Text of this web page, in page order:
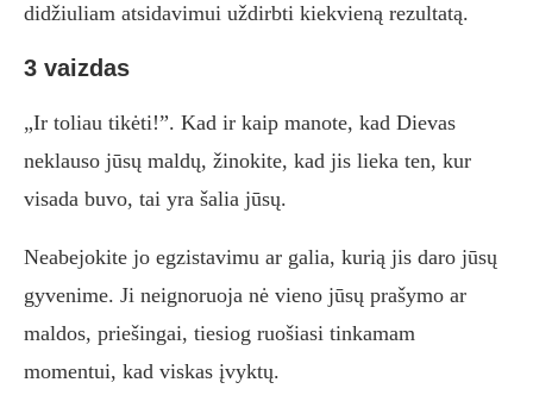
didžiuliam atsidavimui uždirbti kiekvieną rezultatą.
3 vaizdas
„Ir toliau tikėti!”. Kad ir kaip manote, kad Dievas
neklauso jūsų maldų, žinokite, kad jis lieka ten, kur
visada buvo, tai yra šalia jūsų.
Neabejokite jo egzistavimu ar galia, kurią jis daro jūsų
gyvenime. Ji neignoruoja nė vieno jūsų prašymo ar
maldos, priešingai, tiesiog ruošiasi tinkamam
momentui, kad viskas įvyktų.